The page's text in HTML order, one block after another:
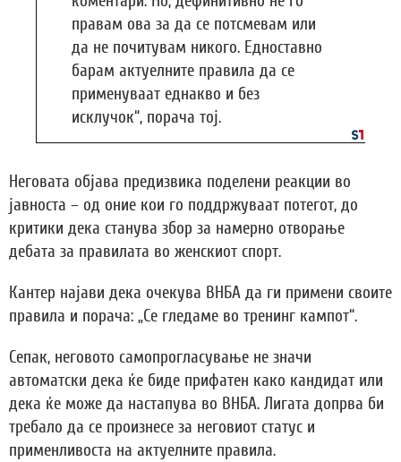
правам ова за да се потсмевам или
да не почитувам никого. Едноставно
барам актуелните правила да се
применуваат еднакво и без
исклучок“, порача тој.
Неговата објава предизвика поделени реакции во
јавноста – од оние кои го поддржуваат потегот, до
критики дека станува збор за намерно отворање
дебата за правилата во женскиот спорт.
Кантер најави дека очекува ВНБА да ги примени своите
правила и порача: „Се гледаме во тренинг кампот“.
Сепак, неговото самопрогласување не значи
автоматски дека ќе биде прифатен како кандидат или
дека ќе може да настапува во ВНБА. Лигата допрва би
требало да се произнесе за неговиот статус и
применливоста на актуелните правила.